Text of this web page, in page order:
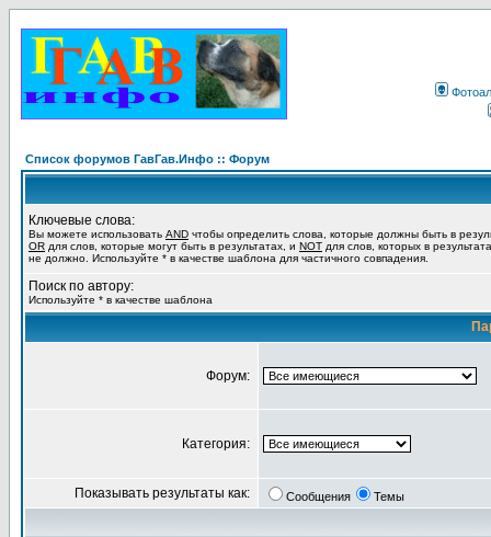
Список форумов ГавГав.Инфо :: Форум
Ключевые слова:
Вы можете использовать AND чтобы определить слова, которые должны быть в
OR для слов, которые могут быть в результатах, и NOT для слов, которых в
не должно. Используйте * в качестве шаблона для частичного совпадения.
Поиск по автору:
Используйте * в качестве шаблона
Форум:
Категория:
Показывать результаты как: Сообщения Темы